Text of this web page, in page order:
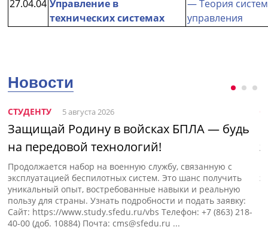
27.04.04 Управление в
технических системах
— Теория систем
управления
Новости
СТУДЕНТУ 5 августа 2026
Защищай Родину в войсках БПЛА — будь
на передовой технологий!
Продолжается набор на военную службу, связанную с
эксплуатацией беспилотных систем. Это шанс получить
уникальный опыт, востребованные навыки и реальную
пользу для страны. Узнать подробности и подать заявку:
Сайт: https://www.study.sfedu.ru/vbs Телефон: +7 (863) 218-
40-00 (доб. 10884) Почта:cms@sfedu.ru ...